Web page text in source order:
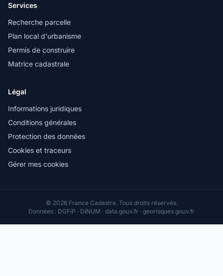
Services
Recherche parcelle
Plan local d'urbanisme
Permis de construire
Matrice cadastrale
Légal
Informations juridiques
Conditions générales
Protection des données
Cookies et traceurs
Gérer mes cookies
© 2026 France Cadastre. Tous droits réservés.
Données : DGFiP · DINUM · data.gouv.fr · georisques.gouv.fr